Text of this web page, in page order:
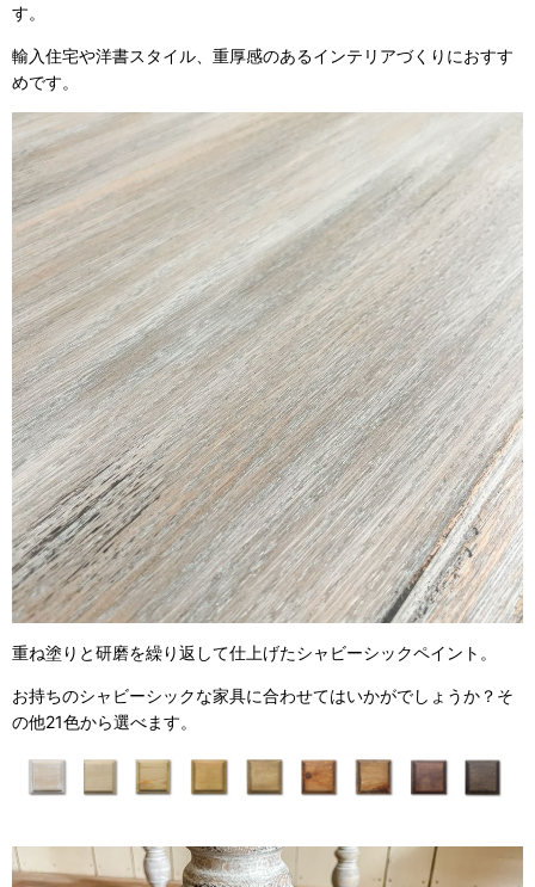
す。
輸入住宅や洋書スタイル、重厚感のあるインテリアづくりにおすす
めです。
重ね塗りと研磨を繰り返して仕上げたシャビーシックペイント。
お持ちのシャビーシックな家具に合わせてはいかがでしょうか？そ
の他21色から選べます。